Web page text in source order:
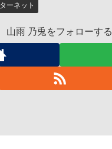
ーネット
山雨 乃兎をフォローする